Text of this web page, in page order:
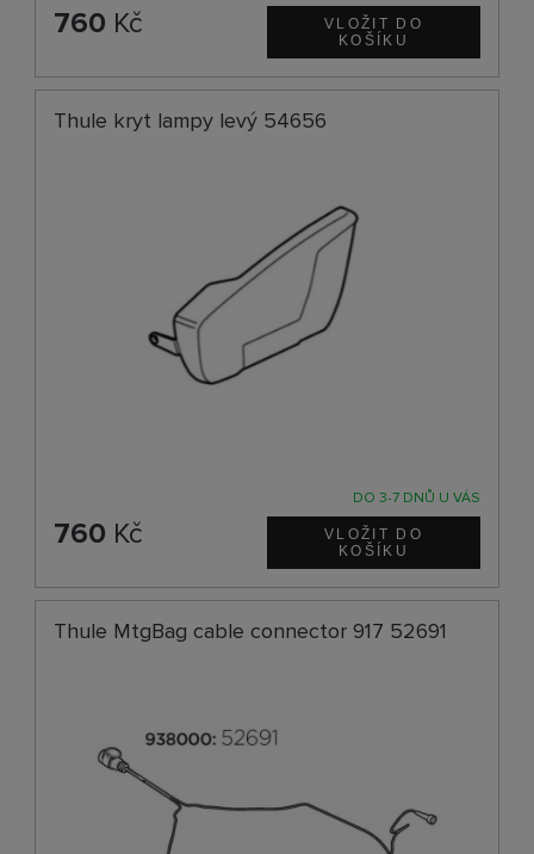
760 Kč
Thule kryt lampy levý 54656
DO 3-7 DNŮ U VÁS
760 Kč
Thule MtgBag cable connector 917 52691